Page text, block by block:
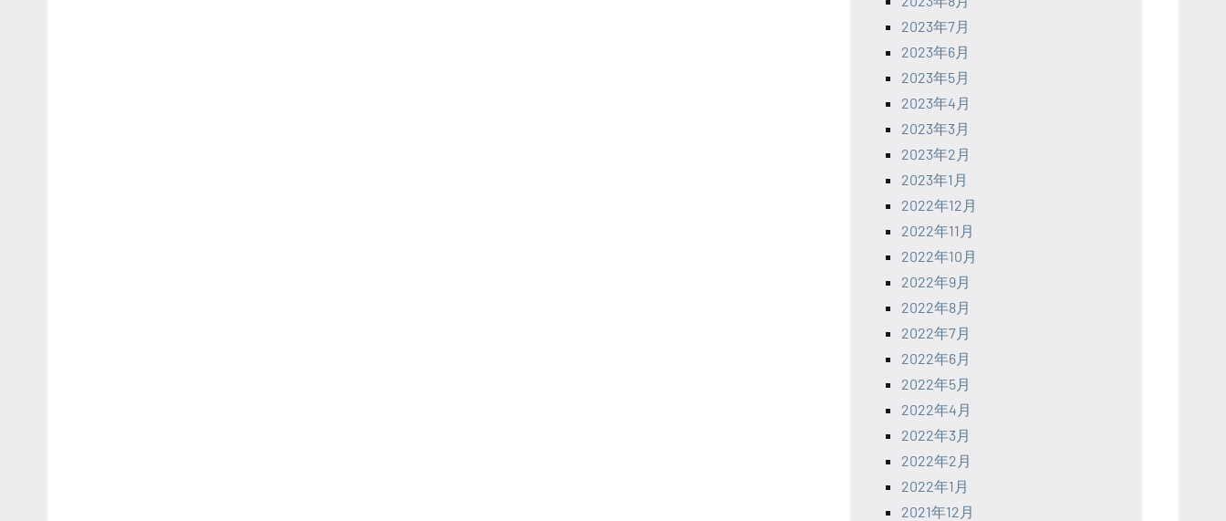
2023年7月
2023年6月
2023年5月
2023年4月
2023年3月
2023年2月
2023年1月
2022年12月
2022年11月
2022年10月
2022年9月
2022年8月
2022年7月
2022年6月
2022年5月
2022年4月
2022年3月
2022年2月
2022年1月
2021年12月